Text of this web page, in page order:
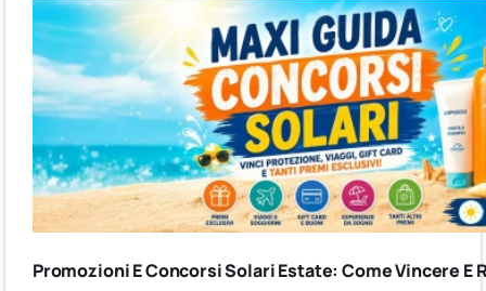
Promozioni E Concorsi Solari Estate: Come Vincere